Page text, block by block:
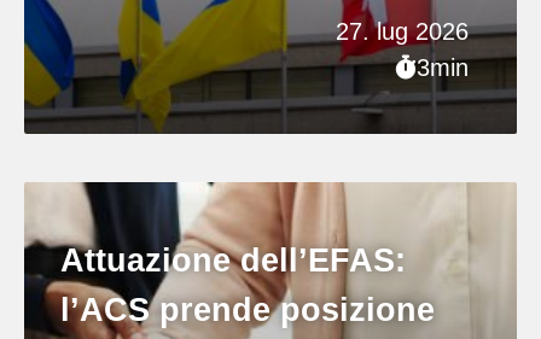
27. lug 2026
3min
Attuazione dell’EFAS:
l’ACS prende posizione